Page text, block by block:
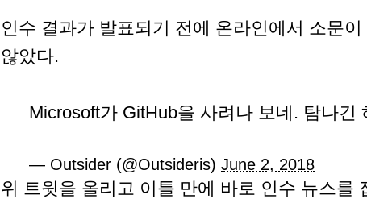
인수 결과가 발표되기 전에 온라인에서 소문
않았다.
Microsoft가 GitHub을 사려나 보네. 탐나긴
— Outsider (@Outsideris) June 2, 2018
위 트윗을 올리고 이틀 만에 바로 인수 뉴스를